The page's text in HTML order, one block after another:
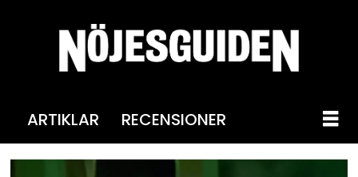
ARTIKLAR RECENSIONER